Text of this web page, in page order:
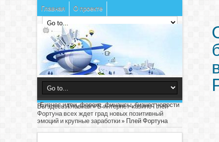
Главная О проекте
Бизнес идеи, форекс, финансы, бизнес новости
Вы здесь:Главная»В интернет-казино Плей
Фортуна всех ждет град новых позитивный
эмоций и крупные заработки» Плей Фортуна